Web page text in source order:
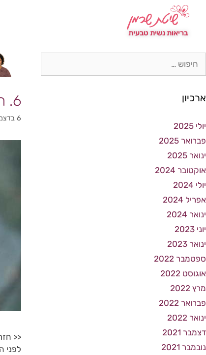
בריאות נשית טבעית
6. הקלה על תופעות קדם וסתיות
6 בדצמבר 2021
<<
לפני
ארכיון
יולי 2025
פברואר 2025
ינואר 2025
אוקטובר 2024
יולי 2024
אפריל 2024
ינואר 2024
יוני 2023
ינואר 2023
ספטמבר 2022
אוגוסט 2022
מרץ 2022
פברואר 2022
ינואר 2022
דצמבר 2021
נובמבר 2021